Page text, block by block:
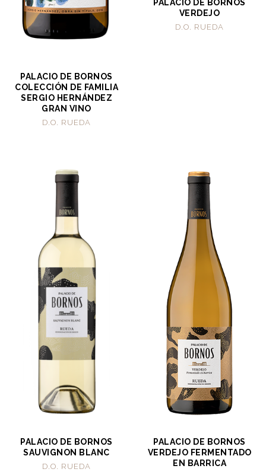
PALACIO DE BORNOS
COLECCIÓN DE FAMILIA
SERGIO HERNÁNDEZ
GRAN VINO
D.O. RUEDA
PALACIO DE BORNOS
VERDEJO
D.O. RUEDA
PALACIO DE BORNOS
SAUVIGNON BLANC
D.O. RUEDA
PALACIO DE BORNOS
VERDEJO FERMENTADO
EN BARRICA